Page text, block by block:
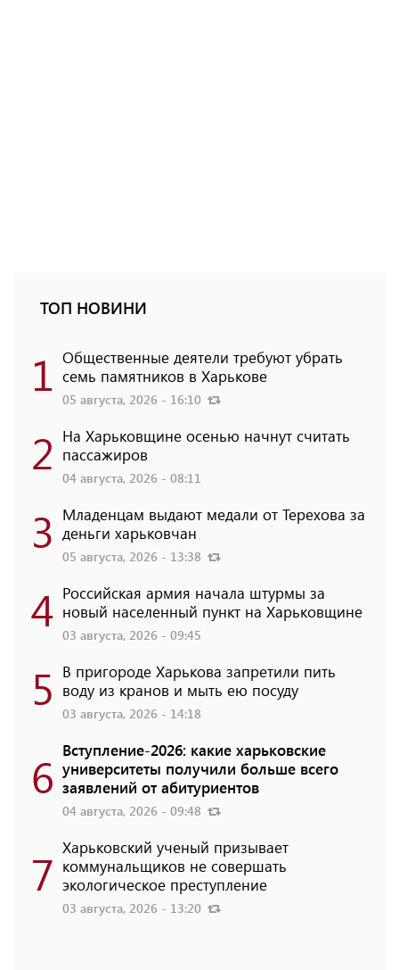
ТОП НОВИНИ
1 Общественные деятели требуют убрать
семь памятников в Харькове
05 августа, 2026 - 16:10
2 На Харьковщине осенью начнут считать
пассажиров
04 августа, 2026 - 08:11
3 Младенцам выдают медали от Терехова за
деньги харьковчан
05 августа, 2026 - 13:38
4 Российская армия начала штурмы за
новый населенный пункт на Харьковщине
03 августа, 2026 - 09:45
5 В пригороде Харькова запретили пить
воду из кранов и мыть ею посуду
03 августа, 2026 - 14:18
6 Вступление-2026: какие харьковские
университеты получили больше всего
заявлений от абитуриентов
04 августа, 2026 - 09:48
7 Харьковский ученый призывает
коммунальщиков не совершать
экологическое преступление
03 августа, 2026 - 13:20